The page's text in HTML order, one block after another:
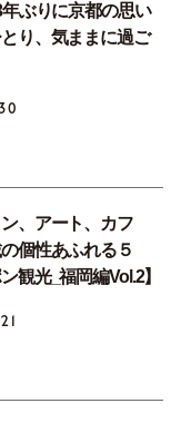
年ぶりに京都の思い
り、気ままに過ご
、アート、カフ
個性あふれる５
観光_福岡編Vol.2】